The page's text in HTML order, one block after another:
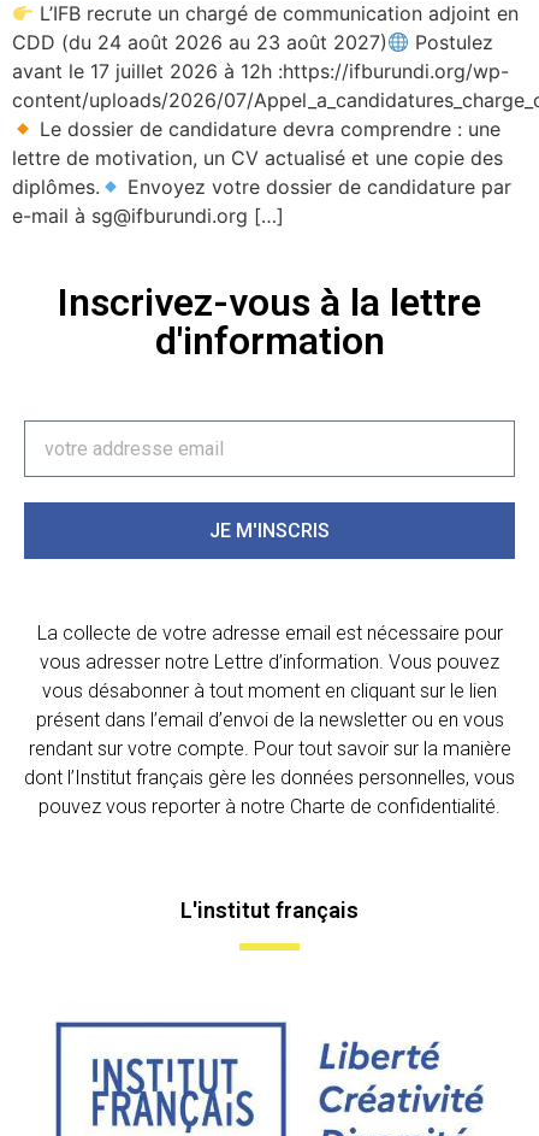
L’IFB recrute un chargé de communication adjoint en
CDD (du 24 août 2026 au 23 août 2027)
Postulez
avant le 17 juillet 2026 à 12h :https://ifburundi.org/wp-
content/uploads/2026/07/
Le dossier de candidature devra comprendre : une
lettre de motivation, un CV actualisé et une copie des
diplômes.
Envoyez votre dossier de candidature par
e-mail à sg@ifburundi.org […]
Inscrivez-vous à la lettre
d'information
JE M'INSCRIS
La collecte de votre adresse email est nécessaire pour
vous adresser notre Lettre d’information. Vous pouvez
vous désabonner à tout moment en cliquant sur le lien
présent dans l’email d’envoi de la newsletter ou en vous
rendant sur votre compte. Pour tout savoir sur la manière
dont l’Institut français gère les données personnelles, vous
pouvez vous reporter à notre Charte de confidentialité.
L'institut français